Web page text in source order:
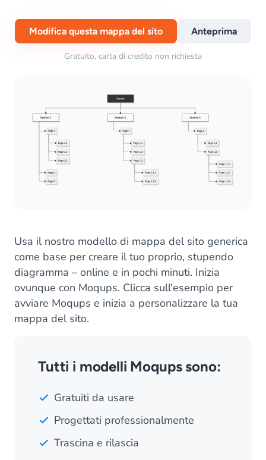
Modifica questa mappa del sito Anteprima
Gratuito, carta di credito non richiesta
Usa il nostro modello di mappa del sito generica
come base per creare il tuo proprio, stupendo
diagramma – online e in pochi minuti. Inizia
ovunque con Moqups. Clicca sull'esempio per
avviare Moqups e inizia a personalizzare la tua
mappa del sito.
Tutti i modelli Moqups sono:
Gratuiti da usare
Progettati professionalmente
Trascina e rilascia